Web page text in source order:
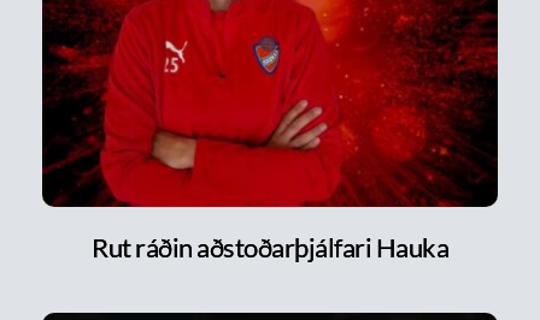
Rut ráðin aðstoðarþjálfari Hauka